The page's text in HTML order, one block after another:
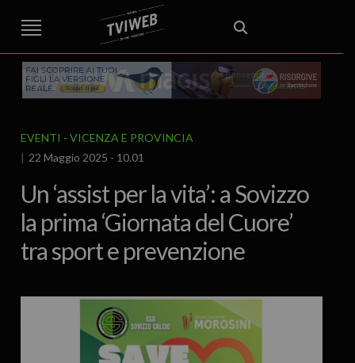
STREET TG CRONACA VENETO
VICENZA E PROVINCIA
AREA BERICA
ECONOMIA ATTUALITA’ POLITICA
EDITORIALE ITALIA E MONDO CURIOSITÀ – LIFESTYLE
CULTURA ARTE
SPORT
IL GRAFFIO FOOD & DRINK FUORIPORTA EROTICO VICENTINO
EVENTI
VICENZA E PROVINCIA
22 Maggio 2025 - 10.01
Un ‘assist per la vita’: a Sovizzo
la prima ‘Giornata del Cuore’
tra sport e prevenzione